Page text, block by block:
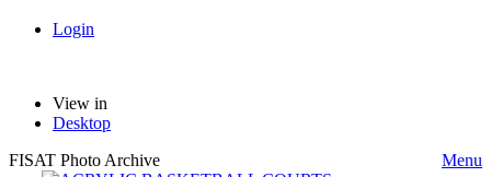
Login
View in
Desktop
FISAT Photo Archive
Menu